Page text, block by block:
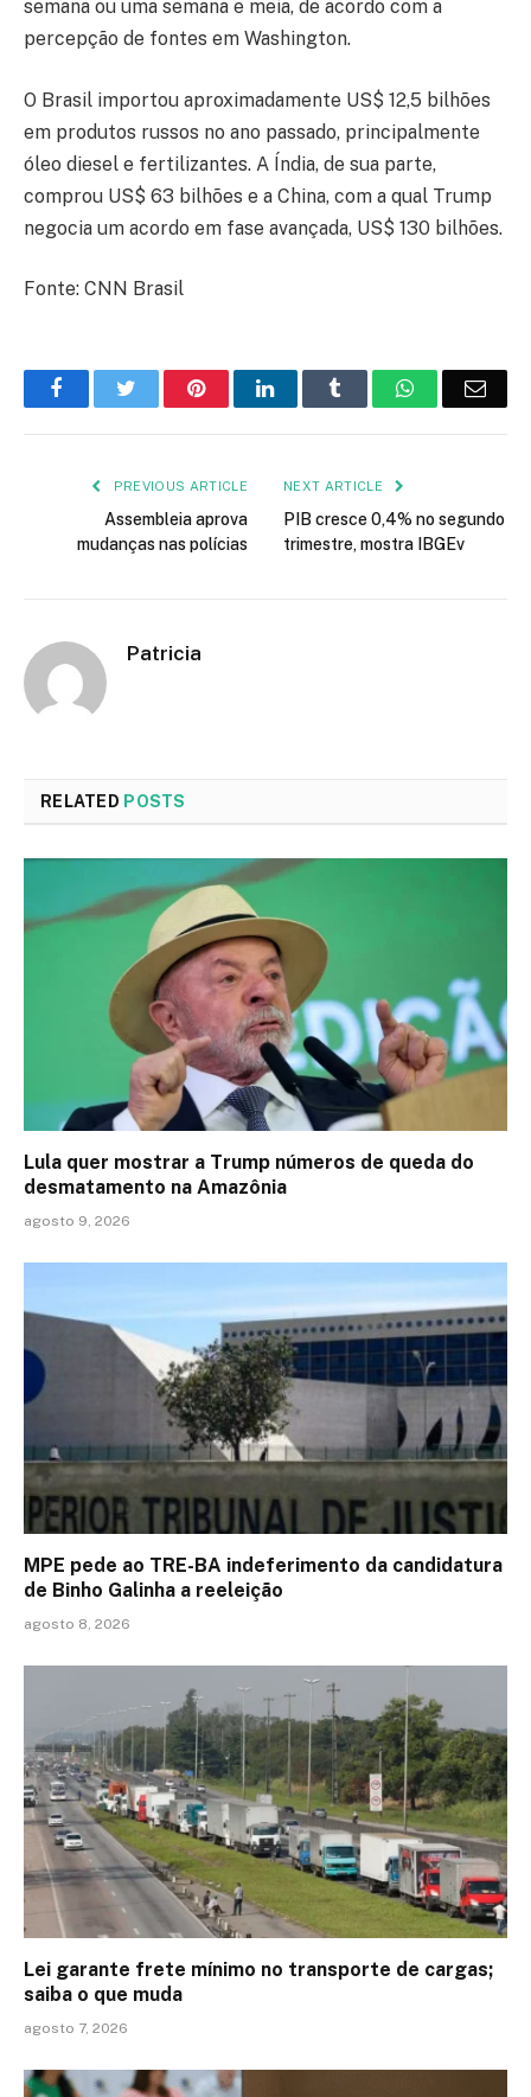
semana ou uma semana e meia, de acordo com a
percepção de fontes em Washington.
O Brasil importou aproximadamente US$ 12,5 bilhões
em produtos russos no ano passado, principalmente
óleo diesel e fertilizantes. A Índia, de sua parte,
comprou US$ 63 bilhões e a China, com a qual Trump
negocia um acordo em fase avançada, US$ 130 bilhões.
Fonte: CNN Brasil
FacebookTwitter PinterestLinkedIn Tumblr WhatsApp
PREVIOUS ARTICLE
Assembleia aprova
mudanças nas polícias
NEXT ARTICLE
PIB cresce 0,4% no segundo
trimestre, mostra IBGEv
Patricia
RELATED POSTS
Lula quer mostrar a Trump números de queda do
desmatamento na Amazônia
agosto 9, 2026
MPE pede ao TRE-BA indeferimento da candidatura
de Binho Galinha a reeleição
agosto 8, 2026
Lei garante frete mínimo no transporte de cargas;
saiba o que muda
agosto 7, 2026